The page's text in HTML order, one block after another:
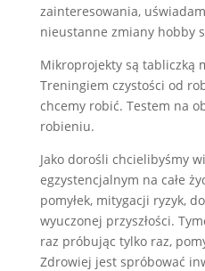
zainteresowania,
nieustanne zmiany hobby
Mikroprojekty są tabliczką
Treningiem czystości od
chcemy robić. Testem na
robieniu.
Jako dorośli chcielibyśmy
egzystencjalnym na całe
pomyłek, mitygacji ryzyk,
wyuczonej przyszłości.
raz próbując tylko raz,
Zdrowiej jest spróbować